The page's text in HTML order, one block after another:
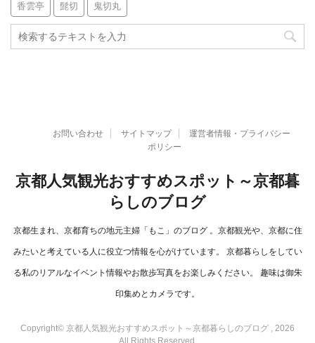
香雲亭 髭切 鬼切丸
お問い合わせ サイトマップ
運営者情報・プライバシー
ポリシー
京都人気観光おすすめスポット～京都暮
らしのブログ
京都生まれ、京都育ちの地元主婦「もこ」のブログ 。京都観光や、京都に住
みたいと考えている人に役立つ情報を心がけています。 京都暮らしをしてい
る私のリアルなイベント情報やお散歩写真をお楽しみください。 趣味は御朱
印集めとカメラです。
Copyright© 京都人気観光おすすめスポット～京都暮らしのブログ , 2026
All Rights Reserved.